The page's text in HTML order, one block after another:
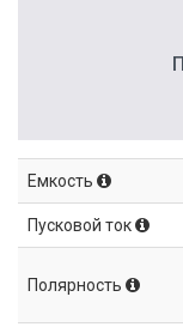
Емкость
Пусковой ток
Полярность